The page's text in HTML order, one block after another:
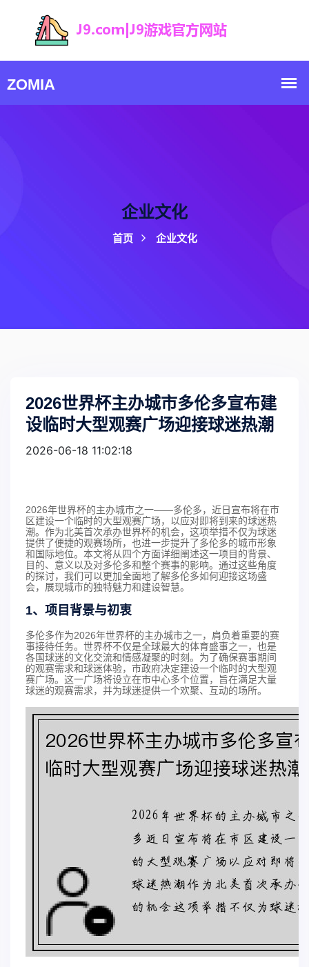
企业文化
首页 企业文化
2026世界杯主办城市多伦多宣布建
设临时大型观赛广场迎接球迷热潮
2026-06-18 11:02:18
2026年世界杯的主办城市之一——多伦多，近日宣布将在市
区建设一个临时的大型观赛广场，以应对即将到来的球迷热
潮。作为北美首次承办世界杯的机会，这项举措不仅为球迷
提供了便捷的观赛场所，也进一步提升了多伦多的城市形象
和国际地位。本文将从四个方面详细阐述这一项目的背景、
目的、意义以及对多伦多和整个赛事的影响。通过这些角度
的探讨，我们可以更加全面地了解多伦多如何迎接这场盛
会，展现城市的独特魅力和建设智慧。
1、项目背景与初衷
多伦多作为2026年世界杯的主办城市之一，肩负着重要的赛
事接待任务。世界杯不仅是全球最大的体育盛事之一，也是
各国球迷的文化交流和情感凝聚的时刻。为了确保赛事期间
的观赛需求和球迷体验，市政府决定建设一个临时的大型观
赛广场。这一广场将设立在市中心多个位置，旨在满足大量
球迷的观赛需求，并为球迷提供一个欢聚、互动的场所。